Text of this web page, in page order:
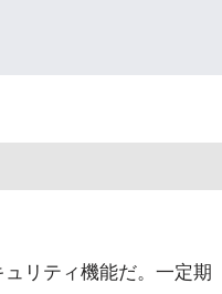
リティ機能だ。一定期